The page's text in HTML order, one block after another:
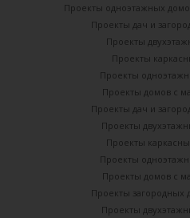
Проекты одноэтажных
Проекты дач и
Проекты
Проекты
Проекты
Проекты домов с
Проекты дач и
Проекты
Проекты
Проекты
Проекты домов с
Проекты загородных
Проекты